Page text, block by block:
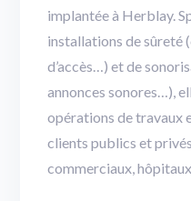
implantée à Herblay.
installations de sûreté
d’accès…) et de
annonces sonores…),
opérations de travaux
clients publics et
commerciaux,